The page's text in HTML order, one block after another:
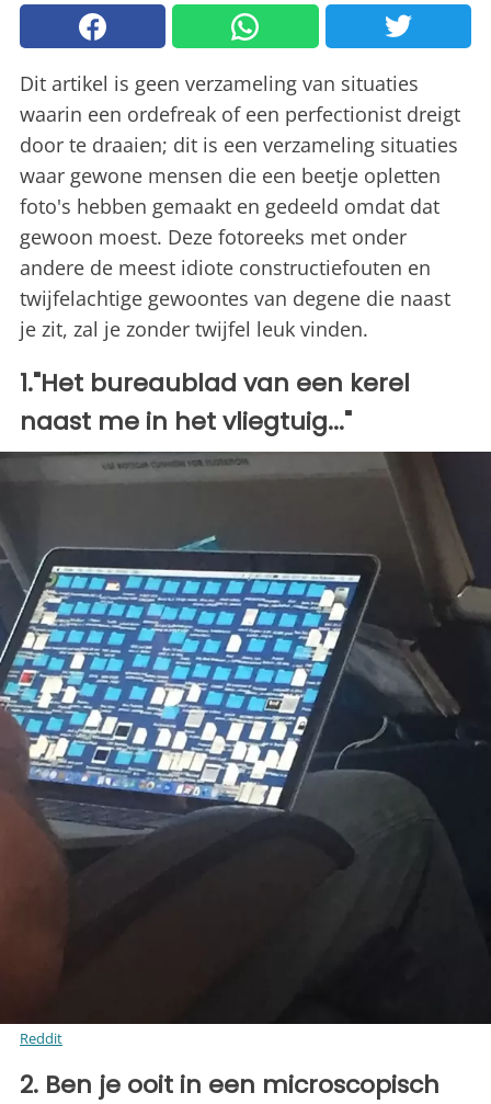
Dit artikel is geen verzameling van situaties
waarin een ordefreak of een perfectionist dreigt
door te draaien; dit is een verzameling situaties
waar gewone mensen die een beetje opletten
foto's hebben gemaakt en gedeeld omdat dat
gewoon moest. Deze fotoreeks met onder
andere de meest idiote constructiefouten en
twijfelachtige gewoontes van degene die naast
je zit, zal je zonder twijfel leuk vinden.
1."Het bureaublad van een kerel
naast me in het vliegtuig..."
Reddit
2. Ben je ooit in een microscopisch